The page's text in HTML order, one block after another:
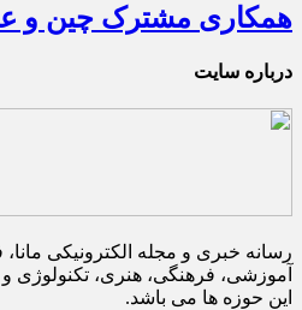
همکاری مشترک چین و
درباره سایت
رسانه خبری و مجله الکترونیکی
آموزشی، فرهنگی، هنری،
این حوزه ها می باشد.